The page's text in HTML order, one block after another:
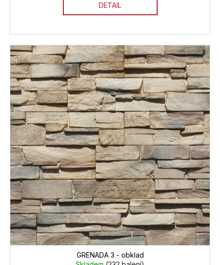
DETAIL
GRENADA 3 - obklad